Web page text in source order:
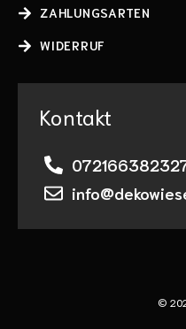
ZAHLUNGSARTEN
WIDERRUF
Kontakt
©